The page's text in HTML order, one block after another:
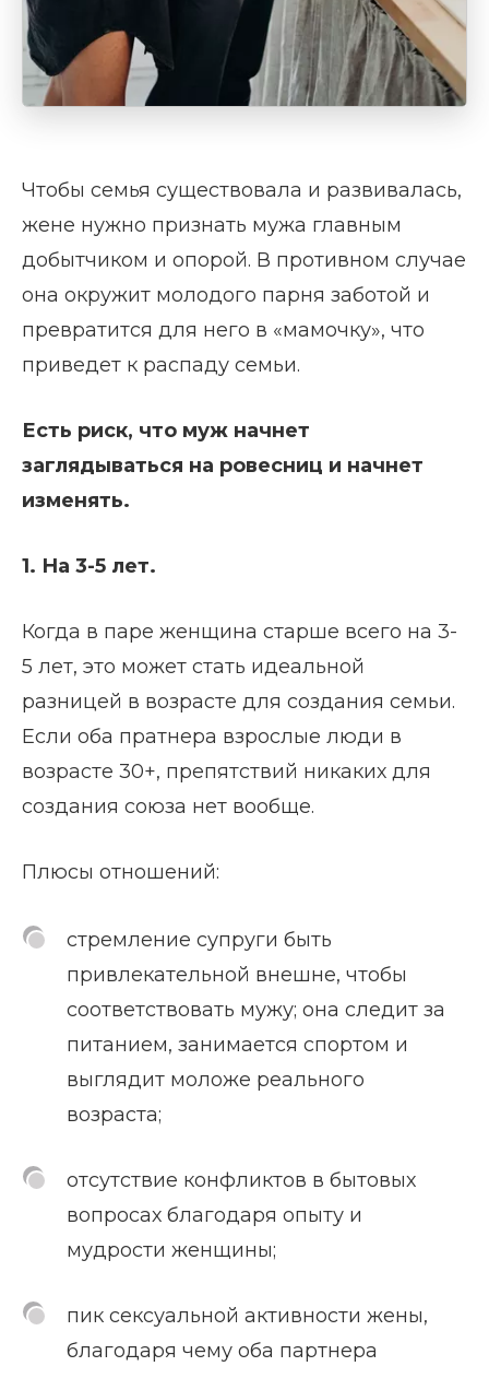
Чтобы семья существовала и развивалась,
жене нужно признать мужа главным
добытчиком и опорой. В противном случае
она окружит молодого парня заботой и
превратится для него в «мамочку», что
приведет к распаду семьи.
Есть риск, что муж начнет
заглядываться на ровесниц и начнет
изменять.
1. На 3-5 лет.
Когда в паре женщина старше всего на 3-
5 лет, это может стать идеальной
разницей в возрасте для создания семьи.
Если оба пратнера взрослые люди в
возрасте 30+, препятствий никаких для
создания союза нет вообще.
Плюсы отношений:
стремление супруги быть
привлекательной внешне, чтобы
соответствовать мужу; она следит за
питанием, занимается спортом и
выглядит моложе реального
возраста;
отсутствие конфликтов в бытовых
вопросах благодаря опыту и
мудрости женщины;
пик сексуальной активности жены,
благодаря чему оба партнера